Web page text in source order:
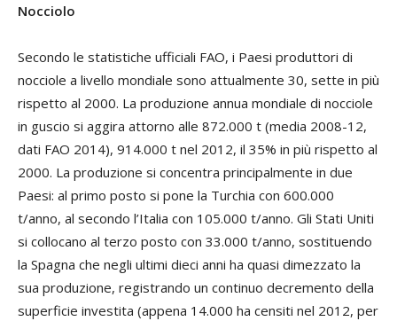
Nocciolo
Secondo le statistiche ufficiali FAO, i Paesi produttori di
nocciole a livello mondiale sono attualmente 30, sette in più
rispetto al 2000. La produzione annua mondiale di nocciole
in guscio si aggira attorno alle 872.000 t (media 2008-12,
dati FAO 2014), 914.000 t nel 2012, il 35% in più rispetto al
2000. La produzione si concentra principalmente in due
Paesi: al primo posto si pone la Turchia con 600.000
t/anno, al secondo l’Italia con 105.000 t/anno. Gli Stati Uniti
si collocano al terzo posto con 33.000 t/anno, sostituendo
la Spagna che negli ultimi dieci anni ha quasi dimezzato la
sua produzione, registrando un continuo decremento della
superficie investita (appena 14.000 ha censiti nel 2012, per